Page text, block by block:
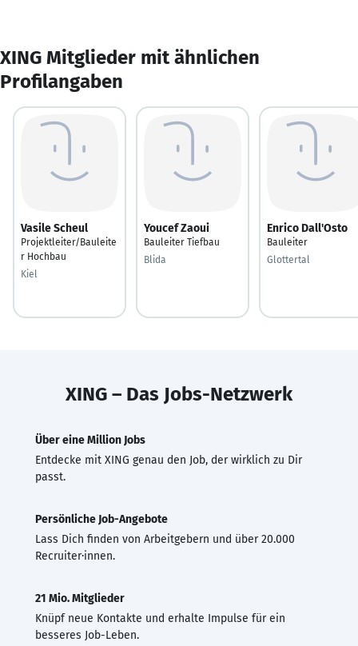
XING Mitglieder mit ähnlichen
Profilangaben
Vasile Scheul
Projektleiter/Bauleite
r Hochbau
Kiel
Youcef Zaoui
Bauleiter Tiefbau
Blida
Enrico Dall'Osto
Bauleiter
Glottertal
XING – Das Jobs-Netzwerk
Über eine Million Jobs
Entdecke mit XING genau den Job, der wirklich zu Dir
passt.
Persönliche Job-Angebote
Lass Dich finden von Arbeitgebern und über 20.000
Recruiter·innen.
21 Mio. Mitglieder
Knüpf neue Kontakte und erhalte Impulse für ein
besseres Job-Leben.